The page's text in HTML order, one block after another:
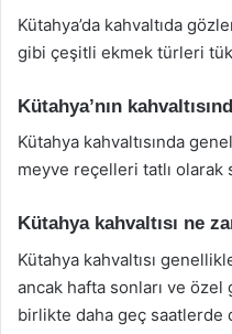
Kütahya’da kahvaltıda
gibi çeşitli ekmek türleri
Kütahya’nın
Kütahya kahvaltısında
meyve reçelleri tatlı olarak
Kütahya kahvaltısı ne
Kütahya kahvaltısı
ancak hafta sonları ve
birlikte daha geç saatlerde